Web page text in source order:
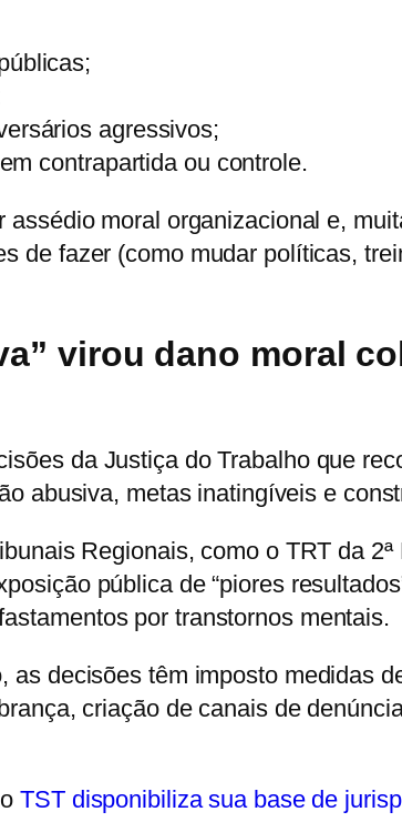
agressivos;
contrapartida ou controle.
assédio moral organizacional e,
de fazer (como mudar políticas,
virou dano moral
da Justiça do Trabalho que
abusiva, metas inatingíveis e
Regionais, como o TRT da
pública de “piores
por transtornos mentais.
decisões têm imposto medidas
criação de canais de
TST disponibiliza sua base de